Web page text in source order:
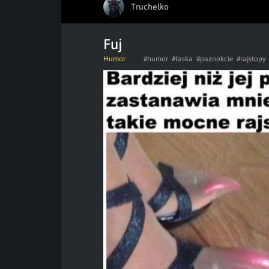
Truchelko
Fuj
Humor #humor #laska #paznokcie #rajstopy